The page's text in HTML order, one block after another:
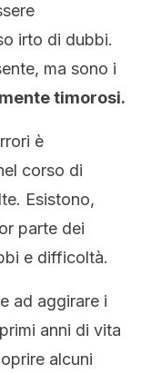
irto di dubbi.
ma sono i
timorosi.
è
corso di
Esistono,
parte dei
e difficoltà.
ad aggirare i
anni di vita
alcuni